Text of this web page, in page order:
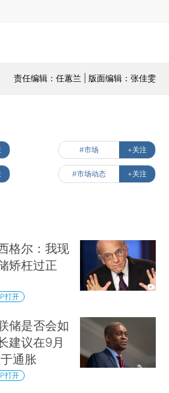
责任编辑：任蕙兰 | 版面编辑：张佳雯
#市场 +关注
#市场动态 +关注
格尔：我现
矫枉过正
打开
储是否会如
建议在9月
通胀
打开